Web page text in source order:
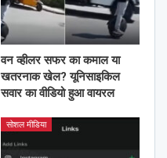
वन व्हीलर सफर का कमाल या
खतरनाक खेल? यूनिसाइकिल
सवार का वीडियो हुआ वायरल
सोशल मीडिया